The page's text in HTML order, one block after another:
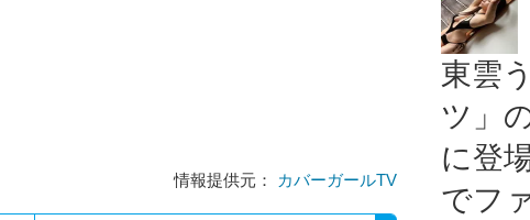
情報提供元：
カバーガールTV
東雲
ツ」
に登
でフ